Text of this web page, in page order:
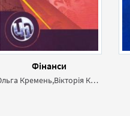
Фінанси
Ольга Кремень,Вікторія Кремень